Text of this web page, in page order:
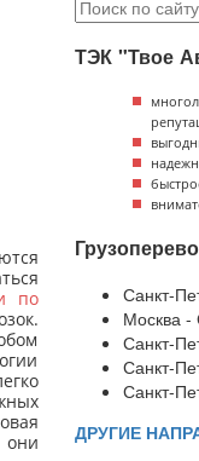
по
они
ТЭК "Твое
Санкт-
Москва -
Санкт-
Санкт-
Санкт-
ДРУГИЕ